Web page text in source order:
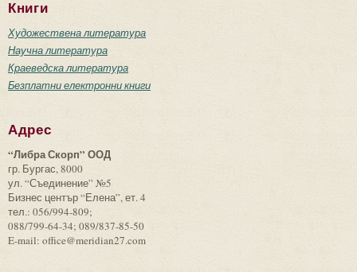
Книги
Художествена литература
Научна литература
Краеведска литература
Безплатни електронни книги
Адрес
“Либра Скорп” ООД
гр. Бургас, 8000
ул. “Съединение” №5
Бизнес център “Елена”, ет. 4
тел.: 056/994-809;
088/799-64-34; 089/837-85-50
E-mail: office@meridian27.com